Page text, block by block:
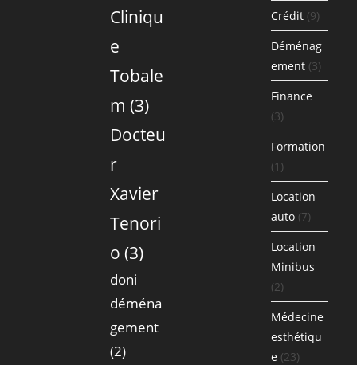
Cliniqu
e
Tobale
m (3)
Docteu
r
Xavier
Tenori
o (3)
doni
déména
gement
(2)
Crédit (9)
Déménag
ement (3)
Finance
(3)
Formation
(1)
Location
auto (7)
Location
Minibus
(2)
Médecine
esthétiqu
e (23)